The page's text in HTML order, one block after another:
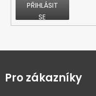
PŘIHLÁSIT
SE
Z
pPro zákazníky